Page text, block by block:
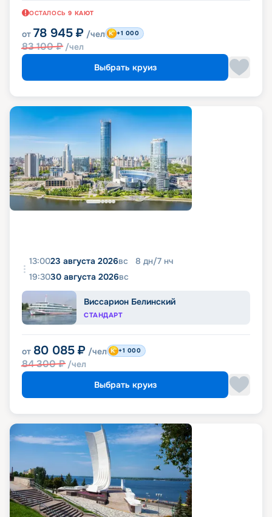
ОСТАЛОСЬ 9 КАЮТ
от 78 945 ₽ /чел
83 100₽ /чел
+1 000
Выбрать круиз
13:0023 августа 2026вс 8 дн/7 нч
19:3030 августа 2026вс
Виссарион Белинский
СТАНДАРТ
от 80 085 ₽ /чел
84 300₽ /чел
+1 000
Выбрать круиз